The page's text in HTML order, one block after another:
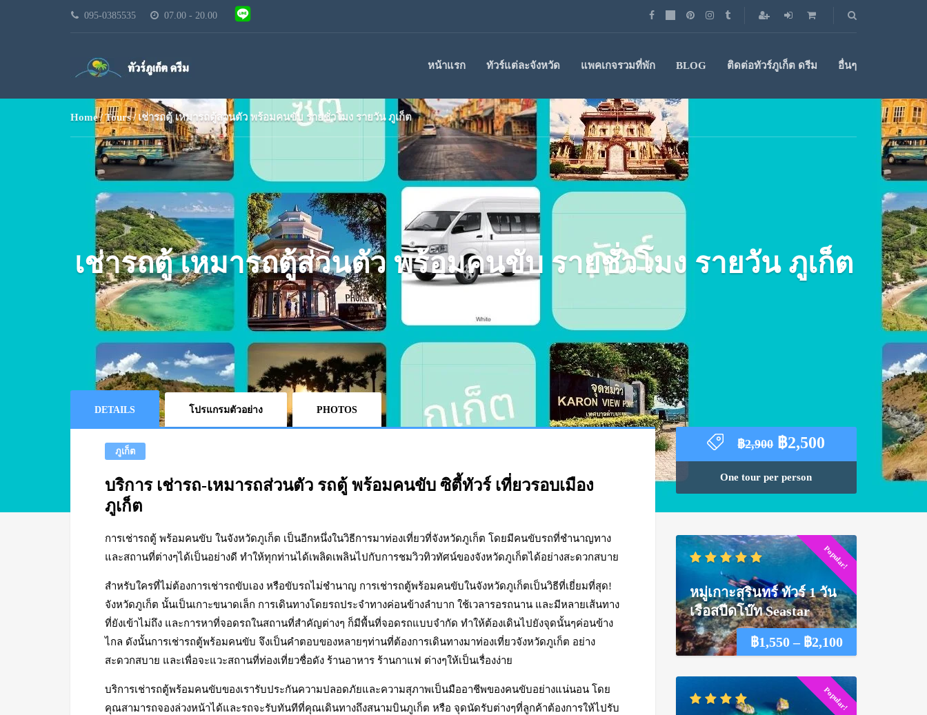
095-0385535 07.00 - 20.00
หน้าแรก ทัวร์แต่ละจังหวัด แพคเกจรวมที่พัก BLOG ติดต่อทัวร์ภูเก็ต ดรีม อื่นๆ
Home Tours เช่ารถตู้ เหมารถตู้ส่วนตัว พร้อมคนขับ รายชั่วโมง รายวัน ภูเก็ต
เช่ารถตู้ เหมารถตู้ส่วนตัว พร้อมคนขับ รายชั่วโมง รายวัน ภูเก็ต
DETAILS โปรแกรมตัวอย่าง PHOTOS
ภูเก็ต
บริการ เช่ารถ-เหมารถส่วนตัว รถตู้ พร้อมคนขับ ซิตี้ทัวร์ เที่ยวรอบเมือง
ภูเก็ต
การเช่ารถตู้ พร้อมคนขับ ในจังหวัดภูเก็ต เป็นอีกหนึ่งในวิธีการมาท่องเที่ยวที่จังหวัดภูเก็ต โดยมีคนขับรถที่ชำนาญทาง
และสถานที่ต่างๆได้เป็นอย่างดี ทำให้ทุกท่านได้เพลิดเพลินไปกับการชมวิวทิวทัศน์ของจังหวัดภูเก็ตได้อย่างสะดวกสบาย
สำหรับใครที่ไม่ต้องการเช่ารถขับเอง หรือขับรถไม่ชำนาญ การเช่ารถตู้พร้อมคนขับในจังหวัดภูเก็ตเป็นวิธีที่เยี่ยมที่สุด!
จังหวัดภูเก็ต นั้นเป็นเกาะขนาดเล็ก การเดินทางโดยรถประจำทางค่อนข้างลำบาก ใช้เวลารอรถนาน และมีหลายเส้นทาง
ที่ยังเข้าไม่ถึง และการหาที่จอดรถในสถานที่สำคัญต่างๆ ก็มีพื้นที่จอดรถแบบจำกัด ทำให้ต้องเดินไปยังจุดนั้นๆค่อนข้าง
ไกล ดังนั้นการเช่ารถตู้พร้อมคนขับ จึงเป็นคำตอบของหลายๆท่านที่ต้องการเดินทางมาท่องเที่ยวจังหวัดภูเก็ต อย่าง
สะดวกสบาย และเพื่อจะแวะสถานที่ท่องเที่ยวชื่อดัง ร้านอาหาร ร้านกาแฟ ต่างๆให้เป็นเรื่องง่าย
บริการเช่ารถตู้พร้อมคนขับของเรารับประกันความปลอดภัยและความสุภาพเป็นมืออาชีพของคนขับอย่างแน่นอน โดย
คุณสามารถจองล่วงหน้าได้และรถจะรับทันทีที่คุณเดินทางถึงสนามบินภูเก็ต หรือ จุดนัดรับต่างๆที่ลูกค้าต้องการให้ไปรับ
฿2,900 Original
price
was:
฿2,900.
฿2,500
price
฿2,500.
One tour per person
Popular!
฿1,550 – ฿2,100Price
฿1,550
หมู่เกาะสุรินทร์ ทัวร์ 1 วัน
เรือสปีดโบ๊ท Seastar
Popular!